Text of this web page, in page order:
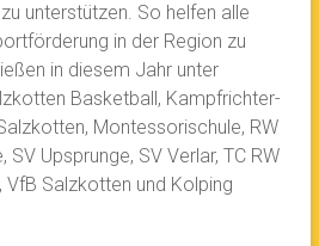
unterstützen. So helfen alle
in der Region zu
in diesem Jahr unter
Basketball, Kampfrichter-
Montessorischule, RW
SV Upsprunge, SV Verlar, TC RW
VfB Salzkotten und Kolping